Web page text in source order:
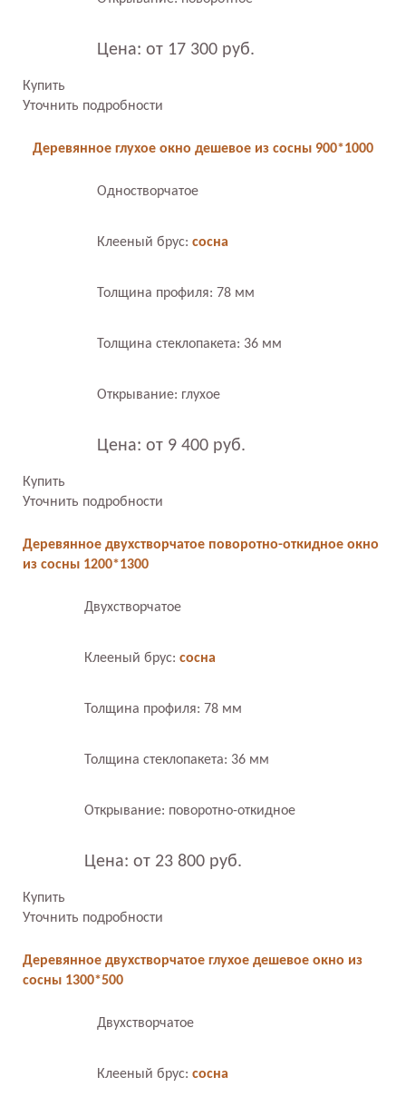
Цена: от 17 300 руб.
Купить
Уточнить подробности
Деревянное глухое окно дешевое из сосны 900*1000
Одностворчатое
Клееный брус: сосна
Толщина профиля: 78 мм
Толщина стеклопакета: 36 мм
Открывание: глухое
Цена: от 9 400 руб.
Купить
Уточнить подробности
Деревянное двухстворчатое поворотно-откидное окно
из сосны 1200*1300
Двухстворчатое
Клееный брус: сосна
Толщина профиля: 78 мм
Толщина стеклопакета: 36 мм
Открывание: поворотно-откидное
Цена: от 23 800 руб.
Купить
Уточнить подробности
Деревянное двухстворчатое глухое дешевое окно из
сосны 1300*500
Двухстворчатое
Клееный брус: сосна